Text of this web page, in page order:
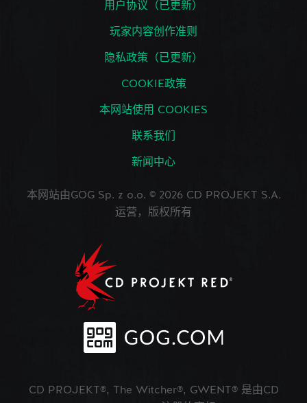
用户协议（已更新）
玩家内容创作准则
隐私政策（已更新）
COOKIE政策
本网站使用 COOKIES
联系我们
新闻中心
本网站由GOG Sp. z o.o. © 2026 CD PROJEKT S.A.
运营，版权所有
CD PROJEKT®, The Witcher®, GWENT® 是由CD